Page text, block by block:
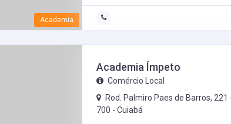
Academia
Academia Ímpeto
Comércio Local
Rod. Palmiro Paes de Barros,
700 -Cuiabá